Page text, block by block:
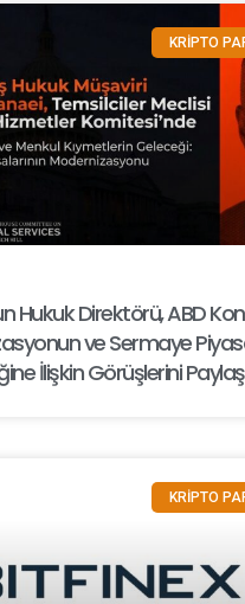
KRİPTO
Hukuk Direktörü, ABD
ve Sermaye
İlişkin Görüşlerini
KRİPTO